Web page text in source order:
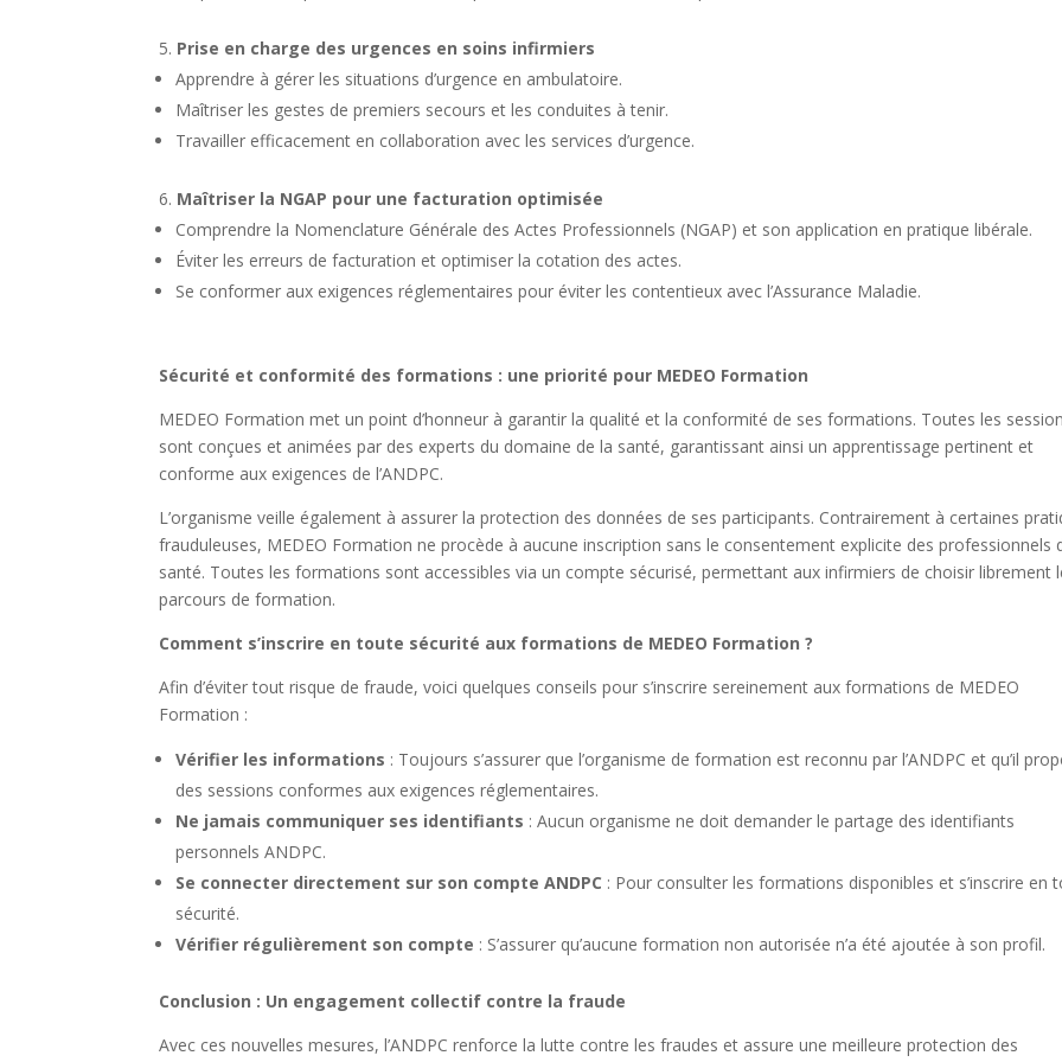
Prise en charge des urgences en soins infirmiers
Apprendre à gérer les situations d’urgence en ambulatoire.
Maîtriser les gestes de premiers secours et les conduites à tenir.
Travailler efficacement en collaboration avec les services d’urgence.
Maîtriser la NGAP pour une facturation optimisée
Comprendre la Nomenclature Générale des Actes Professionnels (NGAP) et son application en pratique libérale.
Éviter les erreurs de facturation et optimiser la cotation des actes.
Se conformer aux exigences réglementaires pour éviter les contentieux avec l’Assurance Maladie.
Sécurité et conformité des formations : une priorité pour MEDEO Formation
MEDEO Formation met un point d’honneur à garantir la qualité et la conformité de ses formations. Toutes les
sont conçues et animées par des experts du domaine de la santé, garantissant ainsi un apprentissage pertinent et
conforme aux exigences de l’ANDPC.
L’organisme veille également à assurer la protection des données de ses participants. Contrairement à certaines
frauduleuses, MEDEO Formation ne procède à aucune inscription sans le consentement explicite des professionnels
santé. Toutes les formations sont accessibles via un compte sécurisé, permettant aux infirmiers de choisir librement
parcours de formation.
Comment s’inscrire en toute sécurité aux formations de MEDEO Formation ?
Afin d’éviter tout risque de fraude, voici quelques conseils pour s’inscrire sereinement aux formations de MEDEO
Formation :
Vérifier les informations : Toujours s’assurer que l’organisme de formation est reconnu par l’ANDPC et qu’il
des sessions conformes aux exigences réglementaires.
Ne jamais communiquer ses identifiants : Aucun organisme ne doit demander le partage des identifiants
personnels ANDPC.
Se connecter directement sur son compte ANDPC : Pour consulter les formations disponibles et s’inscrire en
sécurité.
Vérifier régulièrement son compte : S’assurer qu’aucune formation non autorisée n’a été ajoutée à son profil.
Conclusion : Un engagement collectif contre la fraude
Avec ces nouvelles mesures, l’ANDPC renforce la lutte contre les fraudes et assure une meilleure protection des